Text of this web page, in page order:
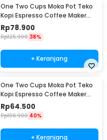
One Two Cups Moka Pot Teko
Kopi Espresso Coffee Maker
Stovetop 6 Cup 300ml - Z21
Rp78.900
Rp125.900 38%
+ Keranjang
One Two Cups Moka Pot Teko
Kopi Espresso Coffee Maker
Stovetop 2 Cup 100ml - Z21
Rp64.500
Rp106.900 40%
+ Keranjang